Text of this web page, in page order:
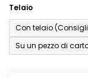
Telaio
Con telaio
Su un pezzo di